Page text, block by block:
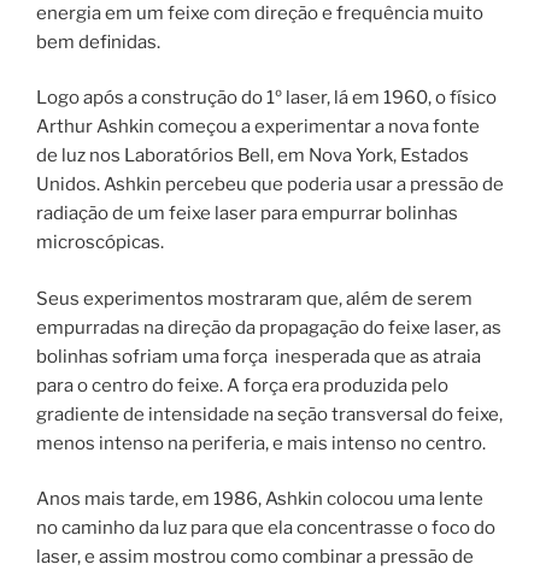
energia em um feixe com direção e frequência muito
bem definidas.
Logo após a construção do 1º laser, lá em 1960, o físico
Arthur Ashkin começou a experimentar a nova fonte
de luz nos Laboratórios Bell, em Nova York, Estados
Unidos. Ashkin percebeu que poderia usar a pressão de
radiação de um feixe laser para empurrar bolinhas
microscópicas.
Seus experimentos mostraram que, além de serem
empurradas na direção da propagação do feixe laser, as
bolinhas sofriam uma força inesperada que as atraia
para o centro do feixe. A força era produzida pelo
gradiente de intensidade na seção transversal do feixe,
menos intenso na periferia, e mais intenso no centro.
Anos mais tarde, em 1986, Ashkin colocou uma lente
no caminho da luz para que ela concentrasse o foco do
laser, e assim mostrou como combinar a pressão de